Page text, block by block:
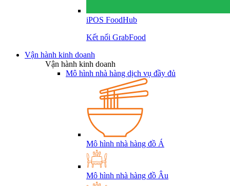
iPOS FoodHub
Kết nối GrabFood
Vận hành kinh doanh
Vận hành kinh doanh
Mô hình nhà hàng dịch vụ đầy đủ
Mô hình nhà hàng đồ Á
Mô hình nhà hàng đồ Âu